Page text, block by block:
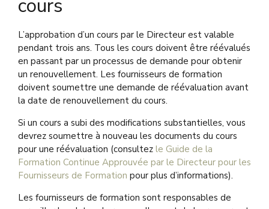
cours
L’approbation d’un cours par le Directeur est valable
pendant trois ans. Tous les cours doivent être réévalués
en passant par un processus de demande pour obtenir
un renouvellement. Les fournisseurs de formation
doivent soumettre une demande de réévaluation avant
la date de renouvellement du cours.
Si un cours a subi des modifications substantielles, vous
devrez soumettre à nouveau les documents du cours
pour une réévaluation (consultez le Guide de la
Formation Continue Approuvée par le Directeur pour les
Fournisseurs de Formation pour plus d’informations).
Les fournisseurs de formation sont responsables de